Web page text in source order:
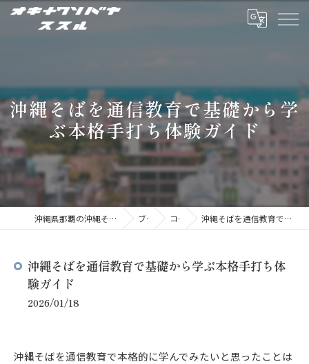
沖縄そばを通信教育で基礎から学
ぶ本格手打ち体験ガイド
沖縄県那覇の沖縄そばならオキナワソバヤ ススル ブログ コラム 沖縄そばを通信教育で基礎から学ぶ本格手打ち体験ガイド
沖縄そばを通信教育で基礎から学ぶ本格手打ち体
験ガイド
2026/01/18
沖縄そばを通信教育で本格的に学んでみたいと思ったことは